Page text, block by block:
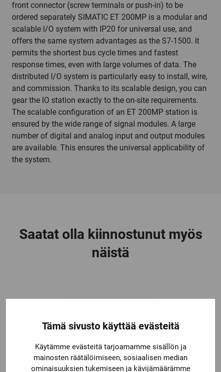
Tämä sivusto käyttää evästeitä
Käytämme evästeitä tarjoamamme sisällön ja
mainosten räätälöimiseen, sosiaalisen median
ominaisuuksien tukemiseen ja kävijämäärämme
front connector (screw terminals or push-in) to be
ordered separately SIMATIC ET 200MP is a modular and
scalable I/O system with IP20 for universal use, and
offers the same system advantages as the S7-1500. It
permits the shortest bus cycle times and fastest
response times, even with large volumes of data. The
distributed I/O system is particularly easy to install, wire,
and commission. Thanks to its scalable design, you can
gear the IO station exactly to the on-site requirements.
The scalable configuration of an ET 200MP station is
ensured by the wide range of signal modules. A large
number of digital and analog input and output modules
are available. This ensures the universal applicability of
the system.
Saatat olla kiinnostunut myös
näistä